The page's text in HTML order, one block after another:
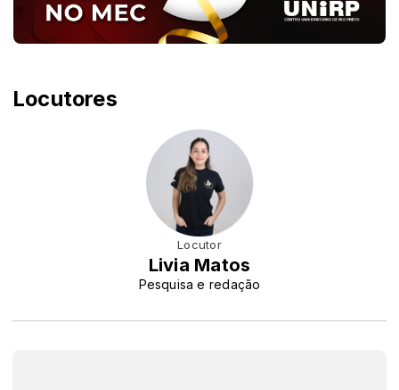
Locutores
Locutor
Livia Matos
Pesquisa e redação